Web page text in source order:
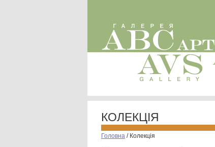
КОЛЕКЦІЯ
Головна / Колекція